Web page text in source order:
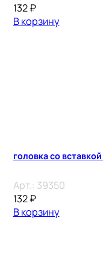
132₽
В корзину
Арт.: 39350
132₽
В корзину